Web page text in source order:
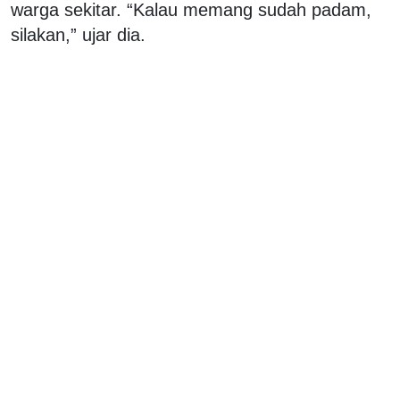
warga sekitar. “Kalau memang sudah padam,
silakan,” ujar dia.